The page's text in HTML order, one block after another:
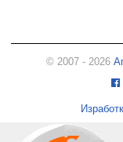
© 2007 - 2026